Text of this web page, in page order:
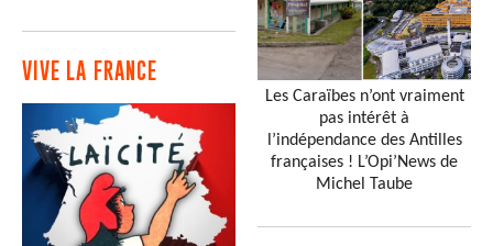
VIVE LA FRANCE
Les Caraïbes n’ont vraiment
pas intérêt à
l’indépendance des Antilles
françaises ! L’Opi’News de
Michel Taube